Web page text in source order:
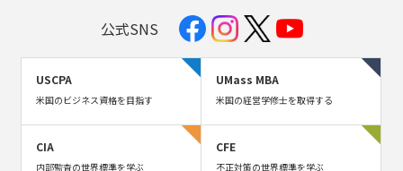
公式SNS
USCPA
米国のビジネス資格を目指す
UMass MBA
米国の経営学修士を取得する
CIA
内部監査の世界標準を学ぶ
CFE
不正対策の世界標準を学ぶ